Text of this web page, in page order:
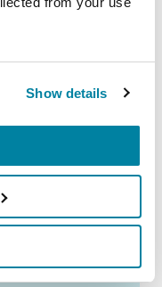
Show details